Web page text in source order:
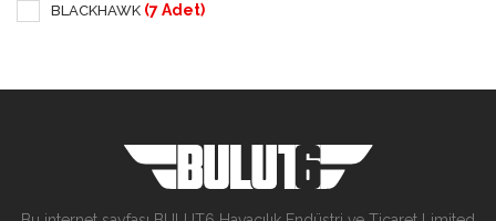
BLACKHAWK (7 Adet)